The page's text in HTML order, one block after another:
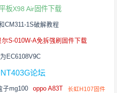
板X98 Air固件下载
CM311-1S破解教程
尔S-010W-A免拆强刷固件下载
EC6108V9C
论坛
子mg100 oppo A83T 长虹H107固件